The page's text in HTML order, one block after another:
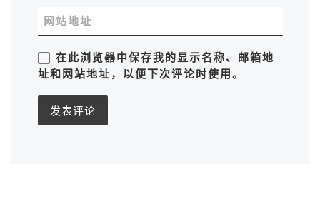
网站地址
在此浏览器中保存我的显示名称、邮箱地
址和网站地址，以便下次评论时使用。